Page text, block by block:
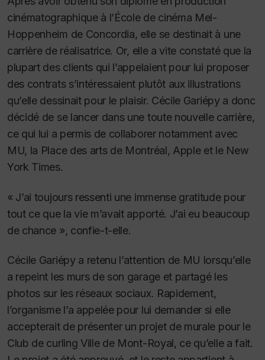
cinématographique à l’École de cinéma Mel-
Hoppenheim de Concordia, elle se destinait à une
carrière de réalisatrice. Or, elle a vite constaté que la
plupart des clients qui l’appelaient pour lui proposer
des contrats s’intéressaient plutôt aux illustrations
qu’elle dessinait pour le plaisir. Cécile Gariépy a donc
décidé de se lancer dans une toute nouvelle carrière,
ce qui lui a permis de collaborer notamment avec
MU, la Place des arts de Montréal, Apple et le New
York Times.
« J’ai toujours ressenti une immense gratitude pour
tout ce que la vie m’avait apporté. J’ai eu beaucoup
de chance », confie-t-elle.
Cécile Gariépy a retenu l’attention de MU lorsqu’elle
a repeint les murs de son garage et partagé les
photos sur les réseaux sociaux. Rapidement,
l’organisme l’a appelée pour lui demander si elle
accepterait de présenter un projet de murale pour le
Club de curling Ville de Mont-Royal, ce qu’elle a fait.